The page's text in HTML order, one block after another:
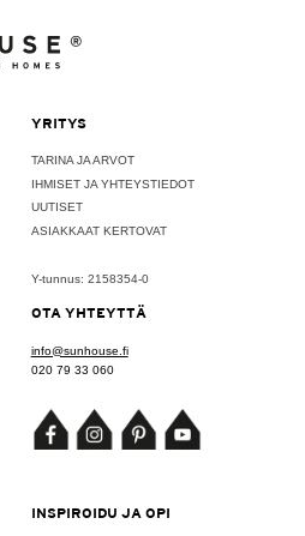
YRITYS
TARINA JA ARVOT
IHMISET JA YHTEYSTIEDOT
UUTISET
ASIAKKAAT KERTOVAT
Y-tunnus: 2158354-0
OTA YHTEYTTÄ
info@sunhouse.fi
020 79 33 060
INSPIROIDU JA OPI